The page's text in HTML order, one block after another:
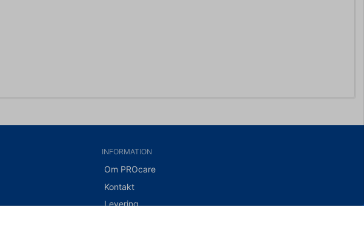
INFORMATION
Om PROcare
Kontakt
Levering